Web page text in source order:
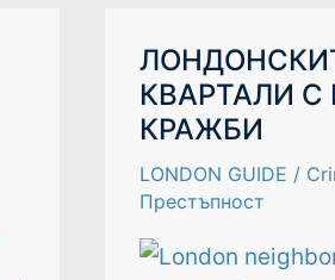
КВАРТАЛИ
КРАЖБИ
LONDON GUIDE /
Престъпност
ЛОНДОНСКИТЕ
КВАРТАЛИ
С
НАЙ-
МНОГО
КРАЖБИ